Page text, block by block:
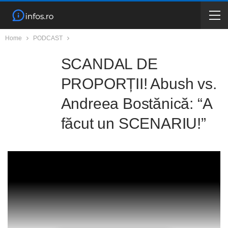
Home PODCAST
SCANDAL DE
PROPORȚII! Abush vs.
Andreea Bostănică: “A
făcut un SCENARIU!”